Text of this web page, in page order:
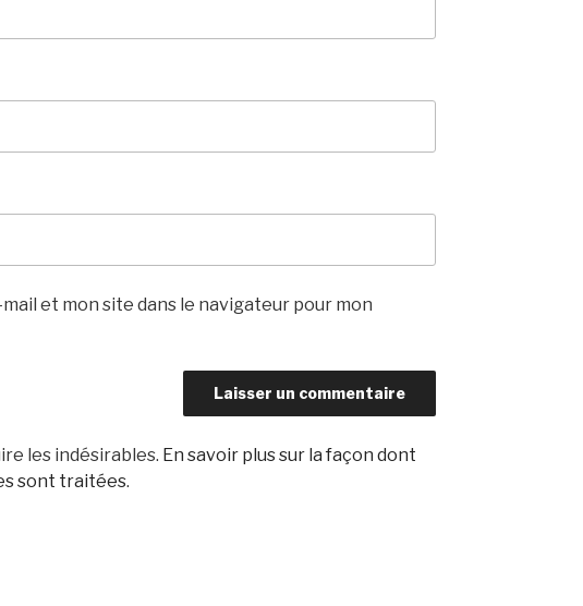
et mon site dans le navigateur pour mon
les indésirables. En savoir plus sur la façon dont
sont traitées.